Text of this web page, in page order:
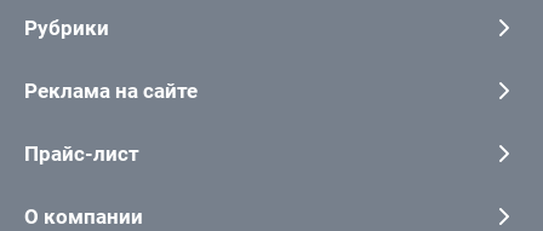
Рубрики
Реклама на сайте
Прайс-лист
О компании